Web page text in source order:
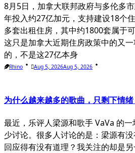
8月5日，加拿大联邦政府与多伦多
年投入约27亿加元，支持建设18个
多套出租住房，其中约1800套属于
这只是加拿大近期住房政策中的又
的，不是这27亿本身
Rhino Aug 5, 2026Aug 5, 2026
为什么越来越多的歌曲，只剩下情
最近，乐评人梁源和歌手 VaVa 的
少讨论。很多人讨论的是：梁源有
回应得有没有道理？我关注的却是